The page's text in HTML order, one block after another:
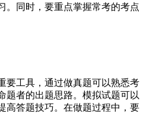
。同时，要重点掌握常考的考点
要工具，通过做真题可以熟悉考
题者的出题思路。模拟试题可以
高答题技巧。在做题过程中，要